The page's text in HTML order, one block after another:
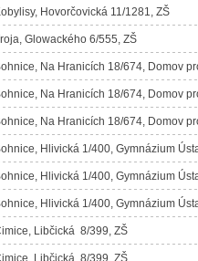
Hovorčovická 11/1281, ZŠ
Glowackého 6/555, ZŠ
Na Hranicích 18/674, Domov
Na Hranicích 18/674, Domov
Na Hranicích 18/674, Domov
Hlivická 1/400, Gymnázium
Hlivická 1/400, Gymnázium
Hlivická 1/400, Gymnázium
Libčická 8/399, ZŠ
Libčická 8/399, ZŠ